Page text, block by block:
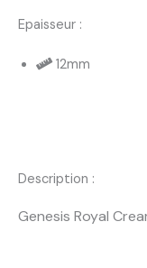
Epaisseur :
12mm
Description :
Genesis Royal